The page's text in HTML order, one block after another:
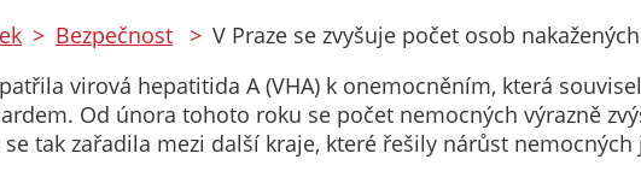
Bezpečnost
V Praze se zvyšuje počet osob
virová hepatitida A (VHA) k onemocněním, která
Od února tohoto roku se počet nemocných výrazně
tak zařadila mezi další kraje, které řešily nárůst